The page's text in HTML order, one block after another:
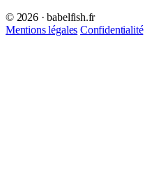
© 2026 · babelfish.fr
Mentions légales Confidentialité